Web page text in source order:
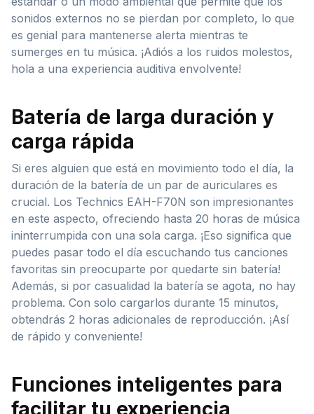
sonidos externos no se pierdan por completo, lo que
es genial para mantenerse alerta mientras te
sumerges en tu música. ¡Adiós a los ruidos molestos,
hola a una experiencia auditiva envolvente!
Batería de larga duración y
carga rápida
Si eres alguien que está en movimiento todo el día, la
duración de la batería de un par de auriculares es
crucial. Los Technics EAH-F70N son impresionantes
en este aspecto, ofreciendo hasta 20 horas de música
ininterrumpida con una sola carga. ¡Eso significa que
puedes pasar todo el día escuchando tus canciones
favoritas sin preocuparte por quedarte sin batería!
Además, si por casualidad la batería se agota, no hay
problema. Con solo cargarlos durante 15 minutos,
obtendrás 2 horas adicionales de reproducción. ¡Así
de rápido y conveniente!
Funciones inteligentes para
facilitar tu experiencia